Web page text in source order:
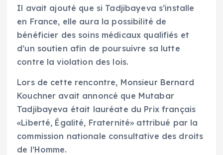
Il avait ajouté que si Tadjibayeva s’installe
en France, elle aura la possibilité de
bénéficier des soins médicaux qualifiés et
d’un soutien afin de poursuivre sa lutte
contre la violation des lois.
Lors de cette rencontre, Monsieur Bernard
Kouchner avait annoncé que Mutabar
Tadjibayeva était lauréate du Prix français
«Liberté, Égalité, Fraternité» attribué par la
commission nationale consultative des droits
de l’Homme.